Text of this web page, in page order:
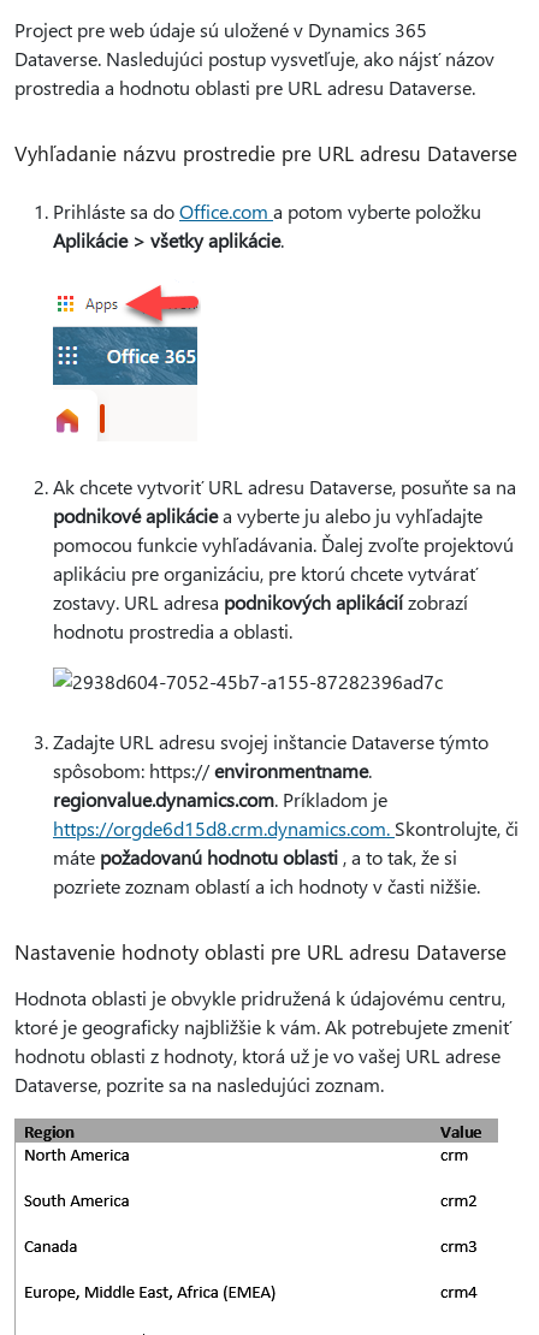
Project pre web údaje sú uložené v Dynamics 365
Dataverse. Nasledujúci postup vysvetľuje, ako nájsť názov
prostredia a hodnotu oblasti pre URL adresu Dataverse.
Vyhľadanie názvu prostredie pre URL adresu Dataverse
Prihláste sa doOffice.com a potom vyberte položku
Aplikácie > všetky aplikácie.
Ak chcete vytvoriť URL adresu Dataverse, posuňte sa na
podnikové aplikáciea vyberte ju alebo ju vyhľadajte
pomocou funkcie vyhľadávania. Ďalej zvoľte projektovú
aplikáciu pre organizáciu, pre ktorú chcete vytvárať
zostavy. URL adresa podnikových aplikáciízobrazí
hodnotu prostredia a oblasti.
Zadajte URL adresu svojej inštancie Dataverse týmto
spôsobom: https://environmentname.
regionvalue.dynamics.com. Príkladom je
https://orgde6d15d8.crm.dynamics.com. Skontrolujte, či
máte požadovanú hodnotu oblasti, a to tak, že si
pozriete zoznam oblastí a ich hodnoty v časti nižšie.
Nastavenie hodnoty oblasti pre URL adresu Dataverse
Hodnota oblasti je obvykle pridružená k údajovému centru,
ktoré je geograficky najbližšie k vám. Ak potrebujete zmeniť
hodnotu oblasti z hodnoty, ktorá už je vo vašej URL adrese
Dataverse, pozrite sa na nasledujúci zoznam.